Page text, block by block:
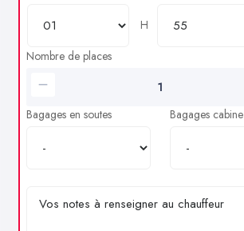
H
Nombre de places
Bagages en soutes Bagages cabine